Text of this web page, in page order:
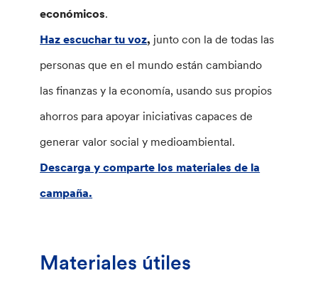
económicos.
Haz escuchar tu voz, junto con la de todas las
personas que en el mundo están cambiando
las finanzas y la economía, usando sus propios
ahorros para apoyar iniciativas capaces de
generar valor social y medioambiental.
Descarga y comparte los materiales de la
campaña.
Materiales útiles